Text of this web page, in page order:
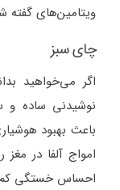
ویتامین‌های
چای سبز
اگر می‌خواهید
نوشیدنی ساده و
باعث بهبود
امواج آلفا در
احساس خستگی